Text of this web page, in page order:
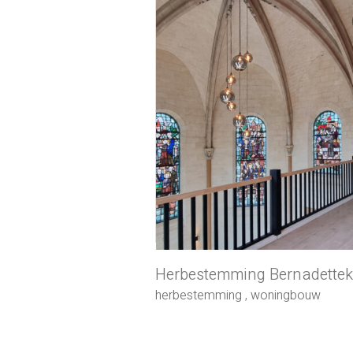
Herbestemming
herbestemming , woningbouw